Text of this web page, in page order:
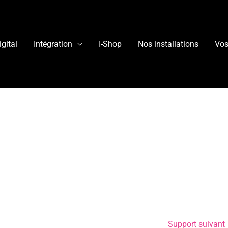
Intégration I-Shop Nos installations
Support suivant